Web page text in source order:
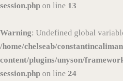
session.php on line 13
Warning: Undefined global
/home/chelseab/
content/plugins/unyson/
session.php on line 24